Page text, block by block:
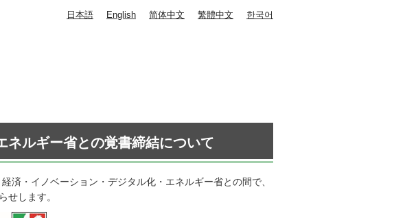
日本語 English 简体中文 繁體中文 한국어
ネルギー省との覚書締結について
済・イノベーション・デジタル化・エネルギー省との間で、
せします。